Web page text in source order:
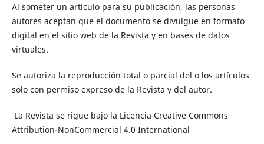
Al someter un artículo para su publicación, las personas
autores aceptan que el documento se divulgue en formato
digital en el sitio web de la Revista y en bases de datos
virtuales.
Se autoriza la reproducción total o parcial del o los artículos
solo con permiso expreso de la Revista y del autor.
La Revista se rigue bajo la Licencia Creative Commons
Attribution-NonCommercial 4.0 International